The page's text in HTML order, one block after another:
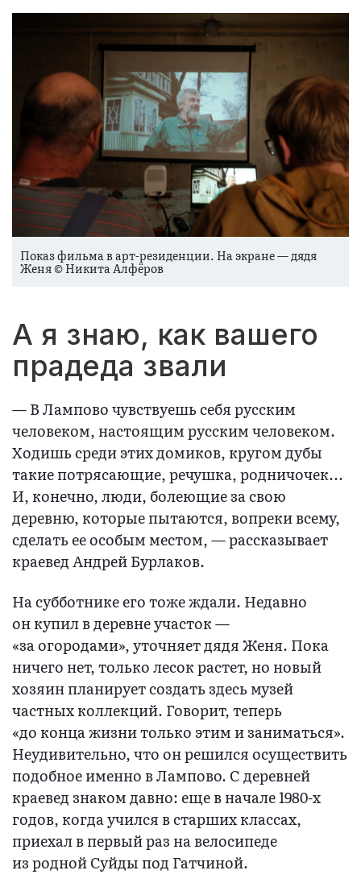
Показ фильма в арт-резиденции. На экране — дядя
Женя © Никита Алфёров
А я знаю, как вашего
прадеда звали
— В Лампово чувствуешь себя русским
человеком, настоящим русским человеком.
Ходишь среди этих домиков, кругом дубы
такие потрясающие, речушка, родничочек...
И, конечно, люди, болеющие за свою
деревню, которые пытаются, вопреки всему,
сделать ее особым местом, — рассказывает
краевед Андрей Бурлаков.
На субботнике его тоже ждали. Недавно
он купил в деревне участок —
«за огородами», уточняет дядя Женя. Пока
ничего нет, только лесок растет, но новый
хозяин планирует создать здесь музей
частных коллекций. Говорит, теперь
«до конца жизни только этим и заниматься».
Неудивительно, что он решился осуществить
подобное именно в Лампово. С деревней
краевед знаком давно: еще в начале 1980-х
годов, когда учился в старших классах,
приехал в первый раз на велосипеде
из родной Суйды под Гатчиной.